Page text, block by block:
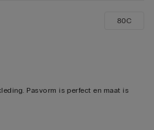
Pasvorm is perfect en maat is
80C